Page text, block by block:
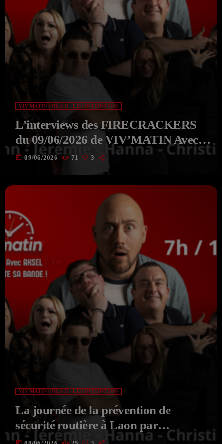
VIV'MATIN 07H/10H - LES INTERVIEWS
L’interviews des FIRECRACKERS
du 09/06/2026 de VIV’MATIN Avec
Aksel
today 09/06/2026 71 3
VIV'MATIN 07H/10H - LES INTERVIEWS
La journée de la prévention de
sécurité routière à Laon par
Groupama avec Nathalie JULIEN
today